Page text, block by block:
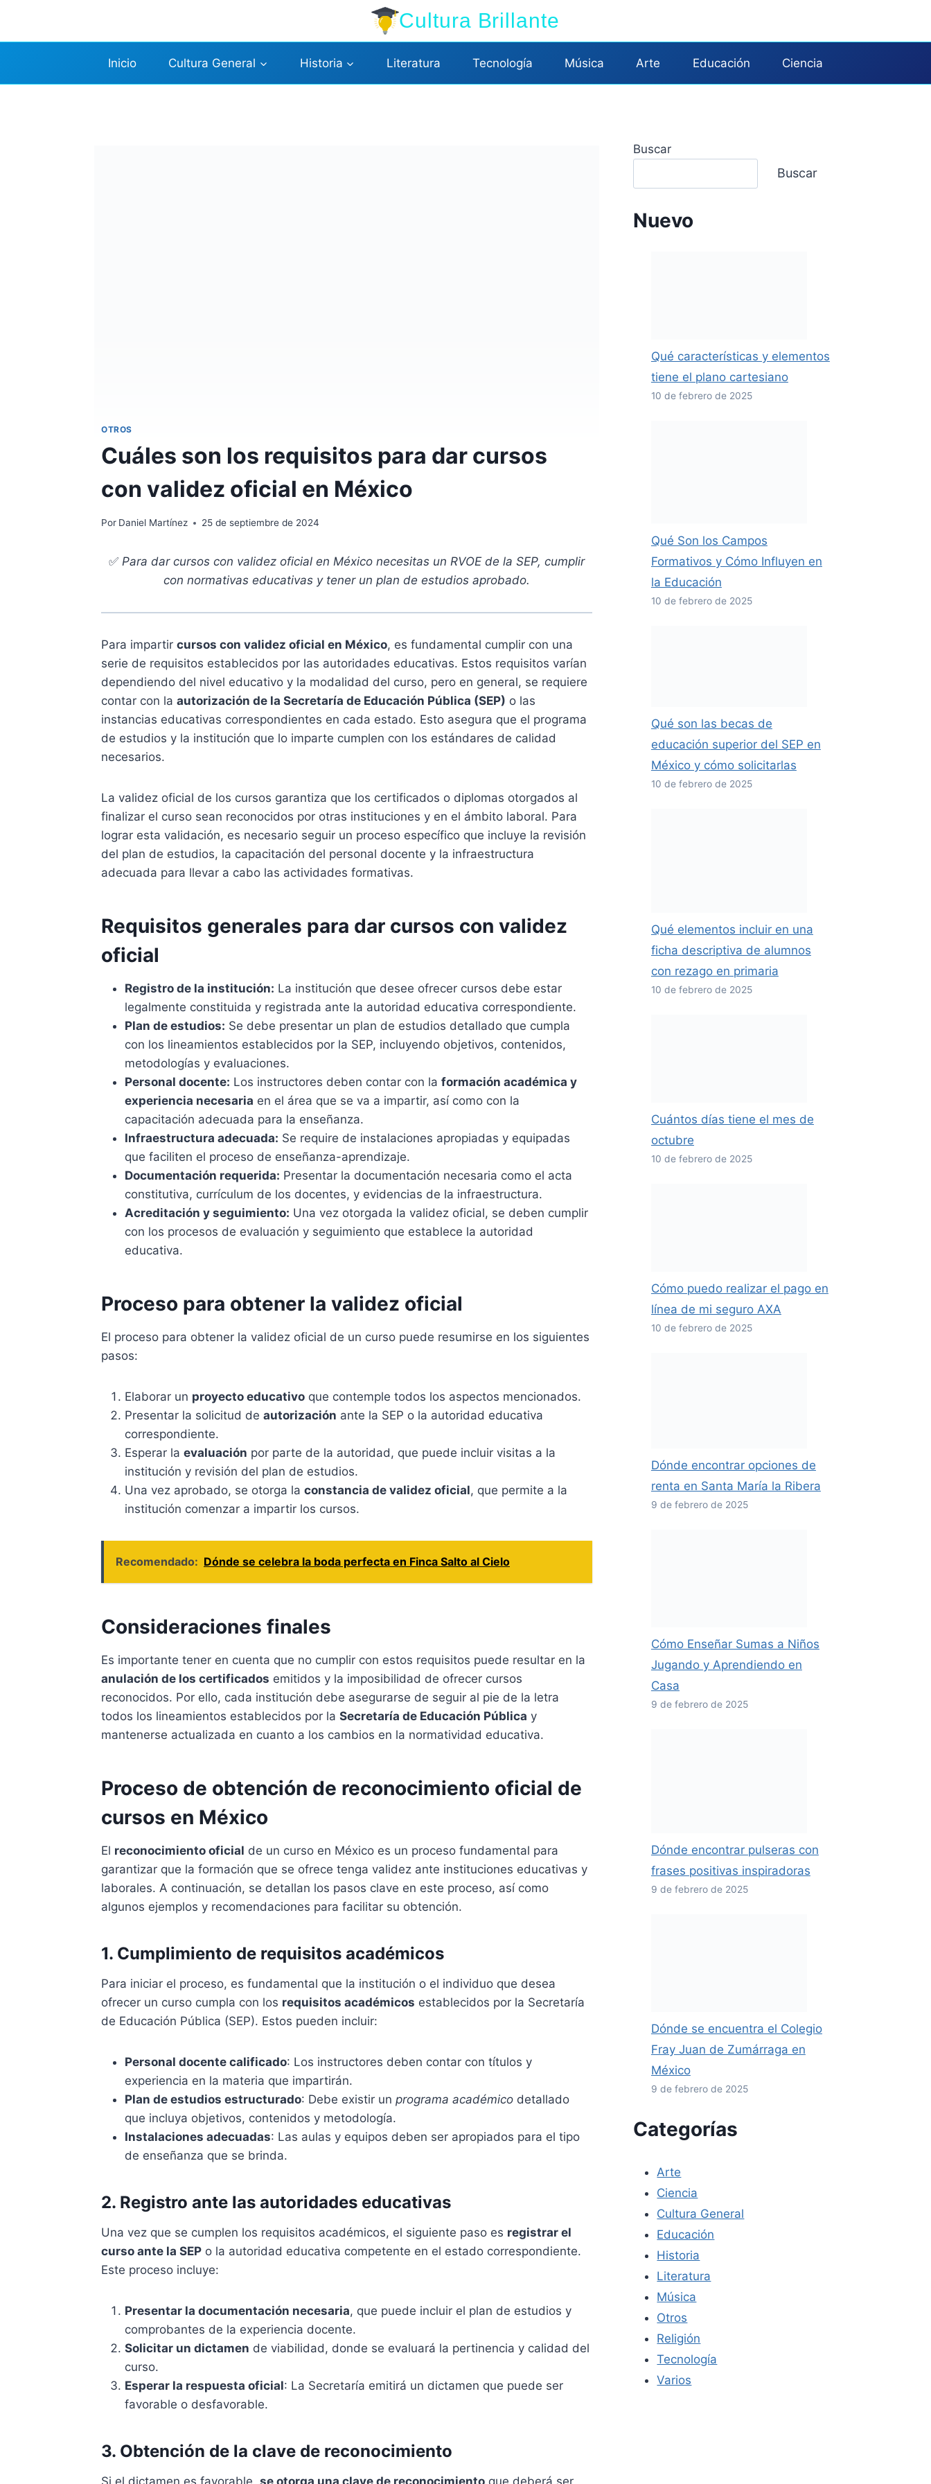
contenido
Cultura Brillante
Inicio Cultura General Historia Literatura Tecnología Música Arte Educación Ciencia
OTROS
Cuáles son los requisitos para dar cursos
con validez oficial en México
Por Daniel Martínez 25 de septiembre de 2024
✅ Para dar cursos con validez oficial en México necesitas un RVOE de la SEP, cumplir
con normativas educativas y tener un plan de estudios aprobado.
Para impartir cursos con validez oficial en México, es fundamental cumplir con una
serie de requisitos establecidos por las autoridades educativas. Estos requisitos varían
dependiendo del nivel educativo y la modalidad del curso, pero en general, se requiere
contar con la autorización de la Secretaría de Educación Pública (SEP) o las
instancias educativas correspondientes en cada estado. Esto asegura que el programa
de estudios y la institución que lo imparte cumplen con los estándares de calidad
necesarios.
La validez oficial de los cursos garantiza que los certificados o diplomas otorgados al
finalizar el curso sean reconocidos por otras instituciones y en el ámbito laboral. Para
lograr esta validación, es necesario seguir un proceso específico que incluye la revisión
del plan de estudios, la capacitación del personal docente y la infraestructura
adecuada para llevar a cabo las actividades formativas.
Requisitos generales para dar cursos con validez
oficial
Registro de la institución: La institución que desee ofrecer cursos debe estar
legalmente constituida y registrada ante la autoridad educativa correspondiente.
Plan de estudios: Se debe presentar un plan de estudios detallado que cumpla
con los lineamientos establecidos por la SEP, incluyendo objetivos, contenidos,
metodologías y evaluaciones.
Personal docente: Los instructores deben contar con la formación académica y
experiencia necesaria en el área que se va a impartir, así como con la
capacitación adecuada para la enseñanza.
Infraestructura adecuada: Se require de instalaciones apropiadas y equipadas
que faciliten el proceso de enseñanza-aprendizaje.
Documentación requerida: Presentar la documentación necesaria como el acta
constitutiva, currículum de los docentes, y evidencias de la infraestructura.
Acreditación y seguimiento: Una vez otorgada la validez oficial, se deben cumplir
con los procesos de evaluación y seguimiento que establece la autoridad
educativa.
Proceso para obtener la validez oficial
El proceso para obtener la validez oficial de un curso puede resumirse en los siguientes
pasos:
Elaborar un proyecto educativo que contemple todos los aspectos mencionados.
Presentar la solicitud de autorización ante la SEP o la autoridad educativa
correspondiente.
Esperar la evaluación por parte de la autoridad, que puede incluir visitas a la
institución y revisión del plan de estudios.
Una vez aprobado, se otorga la constancia de validez oficial, que permite a la
institución comenzar a impartir los cursos.
Recomendado: Dónde se celebra la boda perfecta en Finca Salto al Cielo
Consideraciones finales
Es importante tener en cuenta que no cumplir con estos requisitos puede resultar en la
anulación de los certificados emitidos y la imposibilidad de ofrecer cursos
reconocidos. Por ello, cada institución debe asegurarse de seguir al pie de la letra
todos los lineamientos establecidos por la Secretaría de Educación Pública y
mantenerse actualizada en cuanto a los cambios en la normatividad educativa.
Proceso de obtención de reconocimiento oficial de
cursos en México
El reconocimiento oficial de un curso en México es un proceso fundamental para
garantizar que la formación que se ofrece tenga validez ante instituciones educativas y
laborales. A continuación, se detallan los pasos clave en este proceso, así como
algunos ejemplos y recomendaciones para facilitar su obtención.
1. Cumplimiento de requisitos académicos
Para iniciar el proceso, es fundamental que la institución o el individuo que desea
ofrecer un curso cumpla con los requisitos académicos establecidos por la Secretaría
de Educación Pública (SEP). Estos pueden incluir:
Personal docente calificado: Los instructores deben contar con títulos y
experiencia en la materia que impartirán.
Plan de estudios estructurado: Debe existir un programa académico detallado
que incluya objetivos, contenidos y metodología.
Instalaciones adecuadas: Las aulas y equipos deben ser apropiados para el tipo
de enseñanza que se brinda.
2. Registro ante las autoridades educativas
Una vez que se cumplen los requisitos académicos, el siguiente paso es registrar el
curso ante la SEP o la autoridad educativa competente en el estado correspondiente.
Este proceso incluye:
Presentar la documentación necesaria, que puede incluir el plan de estudios y
comprobantes de la experiencia docente.
Solicitar un dictamen de viabilidad, donde se evaluará la pertinencia y calidad del
curso.
Esperar la respuesta oficial: La Secretaría emitirá un dictamen que puede ser
favorable o desfavorable.
3. Obtención de la clave de reconocimiento
Buscar
Buscar
Nuevo
Qué características y elementos
tiene el plano cartesiano
10 de febrero de 2025
Qué Son los Campos
Formativos y Cómo Influyen en
la Educación
10 de febrero de 2025
Qué son las becas de
educación superior del SEP en
México y cómo solicitarlas
10 de febrero de 2025
Qué elementos incluir en una
ficha descriptiva de alumnos
con rezago en primaria
10 de febrero de 2025
Cuántos días tiene el mes de
octubre
10 de febrero de 2025
Cómo puedo realizar el pago en
línea de mi seguro AXA
10 de febrero de 2025
Dónde encontrar opciones de
renta en Santa María la Ribera
9 de febrero de 2025
Cómo Enseñar Sumas a Niños
Jugando y Aprendiendo en
Casa
9 de febrero de 2025
Dónde encontrar pulseras con
frases positivas inspiradoras
9 de febrero de 2025
Dónde se encuentra el Colegio
Fray Juan de Zumárraga en
México
9 de febrero de 2025
Categorías
Arte
Ciencia
Cultura General
Educación
Historia
Literatura
Música
Otros
Religión
Tecnología
Varios